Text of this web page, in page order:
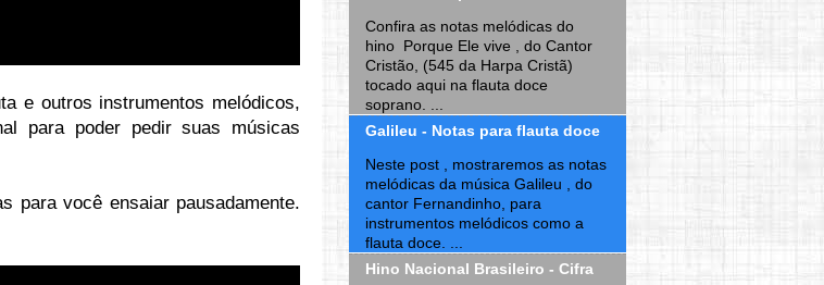
e outros instrumentos melódicos,
para poder pedir suas músicas
para você ensaiar pausadamente.
Confira as notas melódicas do
hino Porque Ele vive , do Cantor
Cristão, (545 da Harpa Cristã)
tocado aqui na flauta doce
soprano. ...
Galileu - Notas para flauta doce
Neste post , mostraremos as notas
melódicas da música Galileu , do
cantor Fernandinho, para
instrumentos melódicos como a
flauta doce. ...
Hino Nacional Brasileiro - Cifra